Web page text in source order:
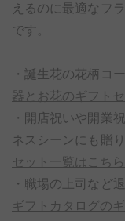
えるのに最適なフ
です。
・誕生花の花柄コ
器とお花のギフト
・開店祝いや開業
ネスシーンにも贈
セット一覧はこちら
・職場の上司など
ギフトカタログの